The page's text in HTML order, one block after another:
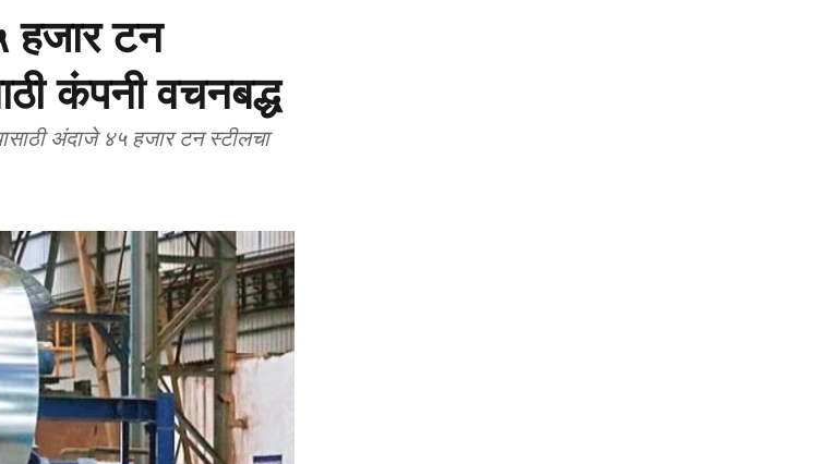
हजार टन
कंपनी वचनबद्ध
अंदाजे ४५ हजार टन स्टीलचा